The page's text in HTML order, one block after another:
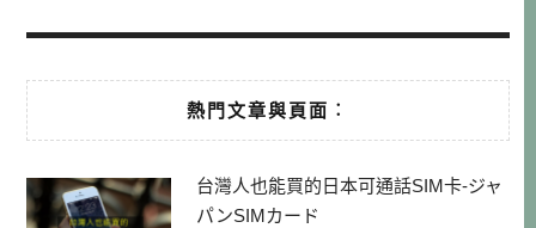
熱門文章與頁面︰
台灣人也能買的日本可通話SIM卡-ジャ
パンSIMカード